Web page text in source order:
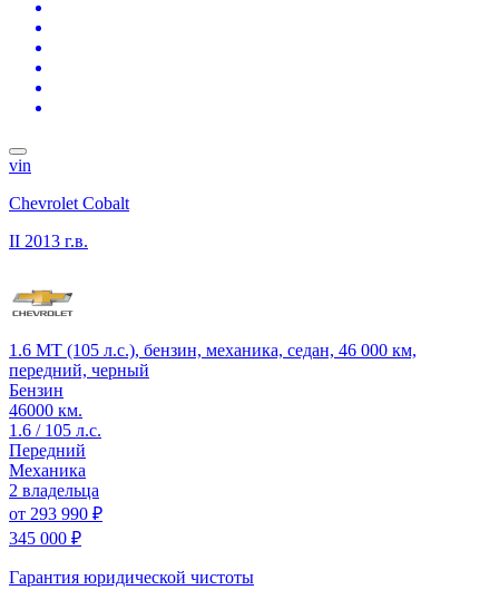
vin
Chevrolet Cobalt
II 2013 г.в.
1.6 MT (105 л.с.), бензин, механика, седан, 46 000 км,
передний, черный
Бензин
46000 км.
1.6 / 105 л.с.
Передний
Механика
2 владельца
от 293 990 ₽
345 000 ₽
Гарантия юридической чистоты